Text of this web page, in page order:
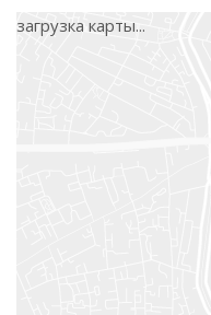
загрузка карты...